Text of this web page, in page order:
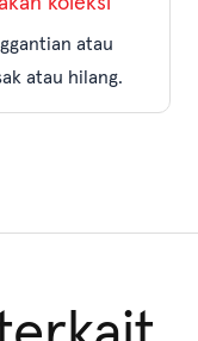
atau
atau hilang.